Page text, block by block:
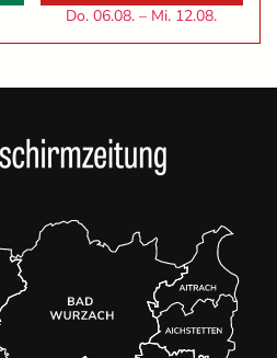
Do. 06.08. – Mi. 12.08.